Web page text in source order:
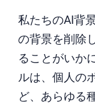
私たちのAI背
の背景を削除
ることがいか
ルは、個人の
ど、あらゆる